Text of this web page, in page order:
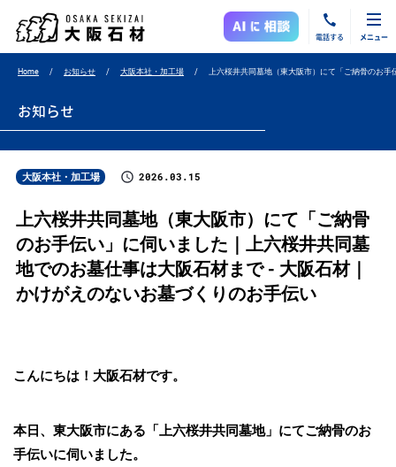
電話する メニュー
Home お知らせ 大阪本社・加工場 上六桜井共同墓地（東大阪市）にて「ご納骨のお
お知らせ
大阪本社・加工場 2026.03.15
上六桜井共同墓地（東大阪市）にて「ご納骨
のお手伝い」に伺いました｜上六桜井共同墓
地でのお墓仕事は大阪石材まで - 大阪石材｜
かけがえのないお墓づくりのお手伝い
こんにちは！大阪石材です。
本日、東大阪市にある「上六桜井共同墓地」にてご納骨のお
手伝いに伺いました。